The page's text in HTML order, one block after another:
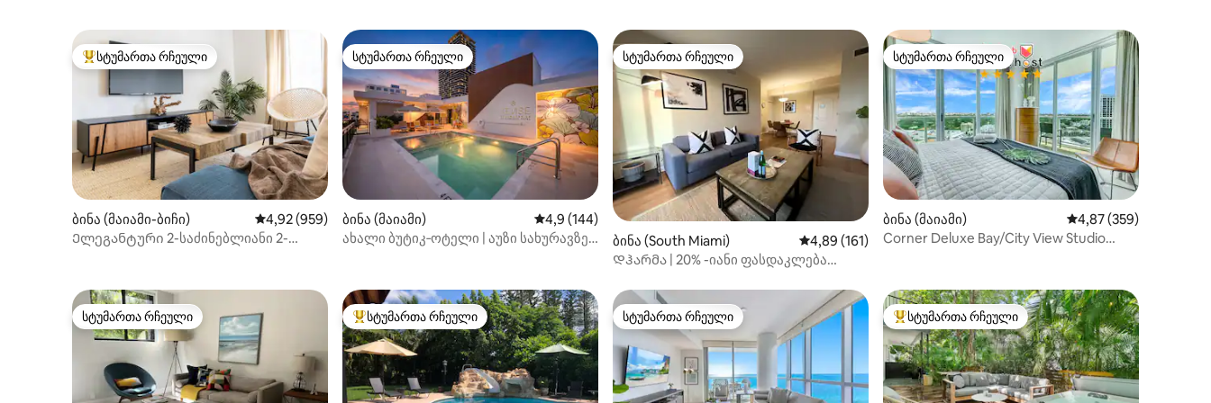
სტუმართა რჩეული მოწინავე ვარიანტი
სტუმართა რჩეული
ბინა (მაიამი-ბიჩი) საშუალო შეფასებაა 5‑დან 4,92, 959 მიმოხილვა
4,92 (959)
Ელეგანტური 2-საძინებლიანი 2-
სტუმართა რჩეული
სტუმართა რჩეული
ბინა (მაიამი) საშუალო შეფასებაა 5‑დან 4,9, 144 მიმოხილვა
4,9 (144)
ახალი ბუტიკ‑ოტელი | აუზი სახურავზე
სტუმართა რჩეული
სტუმართა რჩეული
ბინა (South Miami) საშუალო შეფასებაა 5‑დან 4,89, 161 მიმოხილვა
4,89 (161)
Დჰარმა | 20% -იანი ფასდაკლება
სამხრეთ მაიამი
სტუმართა რჩეული
სტუმართა რჩეული
ბინა (მაიამი) საშუალო შეფასებაა
4,87 (359)
Corner Deluxe Bay/City View Studio
სტუმართა რჩეული
სტუმართა რჩეული სტუმართა რჩეული მოწინავე ვარიანტი
სტუმართა რჩეული სტუმართა რჩეული
სტუმართა რჩეული სტუმართა რჩეული მოწინავე ვარიანტი
სტუმართა რჩეული